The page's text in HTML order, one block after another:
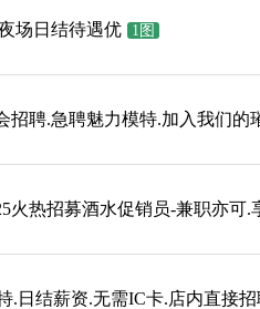
场日结待遇优 1图
招聘.急聘魅力模特.加入我们的
火热招募酒水促销员-兼职亦可.
.日结薪资.无需IC卡.店内直接招